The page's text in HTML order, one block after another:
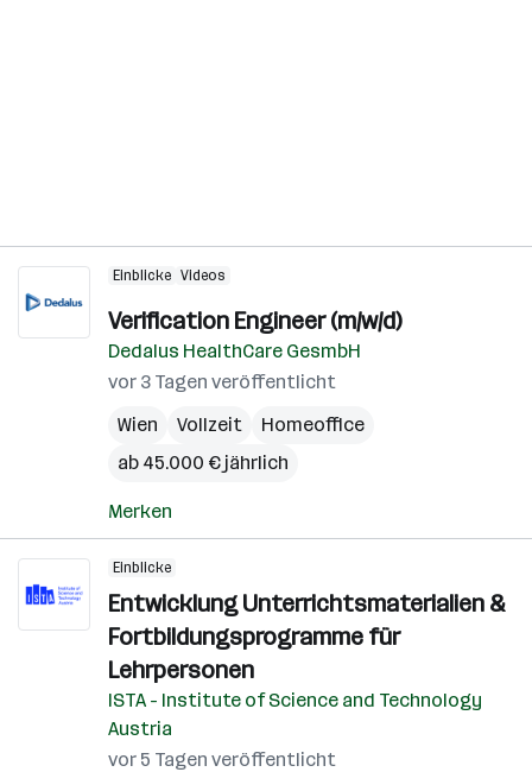
Einblicke Videos
Verification Engineer (m/w/d)
Dedalus HealthCare GesmbH
vor 3 Tagen veröffentlicht
Wien
Vollzeit
Homeoffice
ab 45.000 € jährlich
Merken
Einblicke
Entwicklung Unterrichtsmaterialien &
Fortbildungsprogramme für
Lehrpersonen
ISTA - Institute of Science and Technology
Austria
vor 5 Tagen veröffentlicht